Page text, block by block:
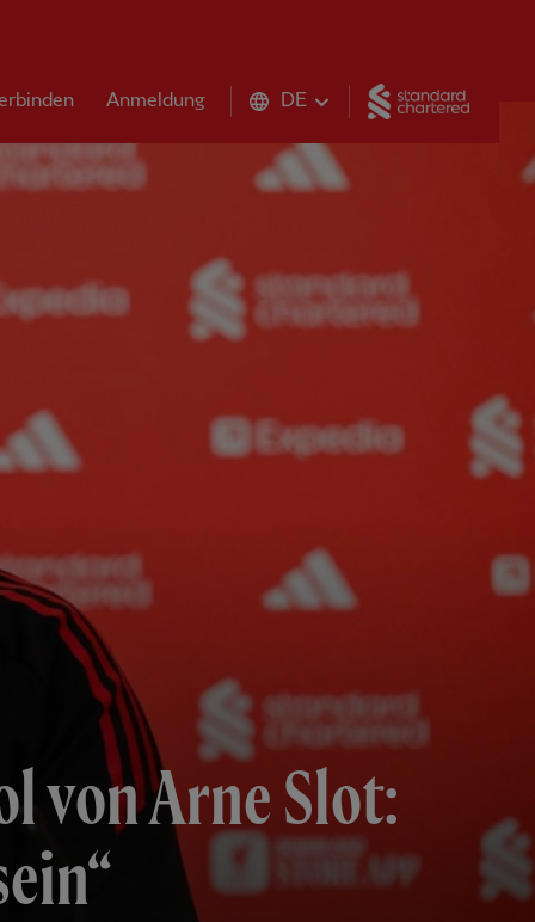
Anmeldung DE
von Arne Slot: